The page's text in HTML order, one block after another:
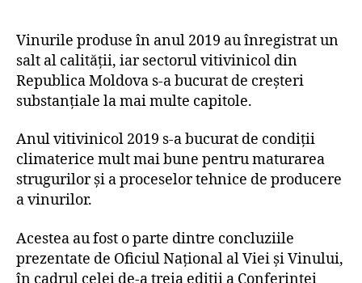
Vinurile produse în anul 2019 au înregistrat un
salt al calității, iar sectorul vitivinicol din
Republica Moldova s-a bucurat de creșteri
substanțiale la mai multe capitole.
Anul vitivinicol 2019 s-a bucurat de condiții
climaterice mult mai bune pentru maturarea
strugurilor și a proceselor tehnice de producere
a vinurilor.
Acestea au fost o parte dintre concluziile
prezentate de Oficiul Național al Viei și Vinului,
în cadrul celei de-a treia ediții a Conferinței